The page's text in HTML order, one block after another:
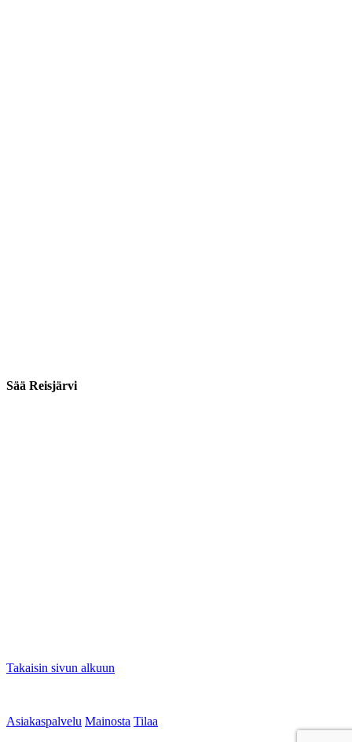
Sää Reisjärvi
Takaisin sivun alkuun
Asiakaspalvelu Mainosta Tilaa